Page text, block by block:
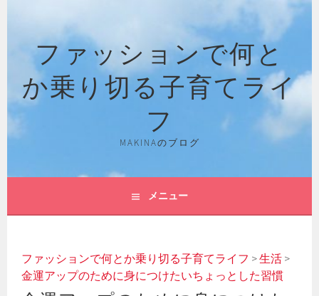
ファッションで何と
か乗り切る子育てライ
フ
MAKINAのブログ
メニュー
ファッションで何とか乗り切る子育てライフ >生活 >
金運アップのために身につけたいちょっとした習慣